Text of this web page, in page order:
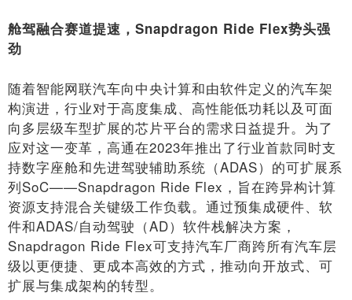
舱驾融合赛道提速，Snapdragon Ride Flex势头强
劲
随着智能网联汽车向中央计算和由软件定义的汽车架
构演进，行业对于高度集成、高性能低功耗以及可面
向多层级车型扩展的芯片平台的需求日益提升。为了
应对这一变革，高通在2023年推出了行业首款同时支
持数字座舱和先进驾驶辅助系统（ADAS）的可扩展系
列SoC——Snapdragon Ride Flex，旨在跨异构计算
资源支持混合关键级工作负载。通过预集成硬件、软
件和ADAS/自动驾驶（AD）软件栈解决方案，
Snapdragon Ride Flex可支持汽车厂商跨所有汽车层
级以更便捷、更成本高效的方式，推动向开放式、可
扩展与集成架构的转型。